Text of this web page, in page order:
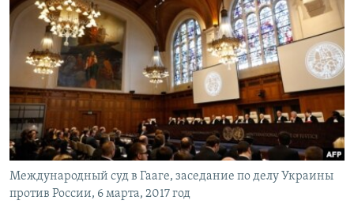
СОВЕТЫ ПРАВОЗАЩИТНИКОВ
ПРОПАВШИЕ БЕЗ ВЕСТИ
ПОБЕДИТЕЛЕЙ НЕ СУДЯТ?
КРЫМ.НЕПОКОРЕННЫЙ
ELIFBE
УКРАИНСКАЯ ПРОБЛЕМА КРЫМА
Qırımtatar
ПРИСОЕДИНЯЙТЕСЬ!
Все сайты RFE/RL
Международный суд в Гааге, заседание по делу Украины
против России, 6 марта, 2017 год